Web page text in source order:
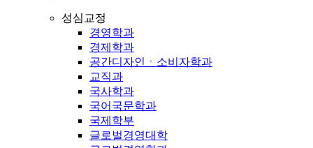
성심교정
경영학과
경제학과
공간디자인ㆍ소비자학과
교직과
국사학과
국어국문학과
국제학부
글로벌경영대학